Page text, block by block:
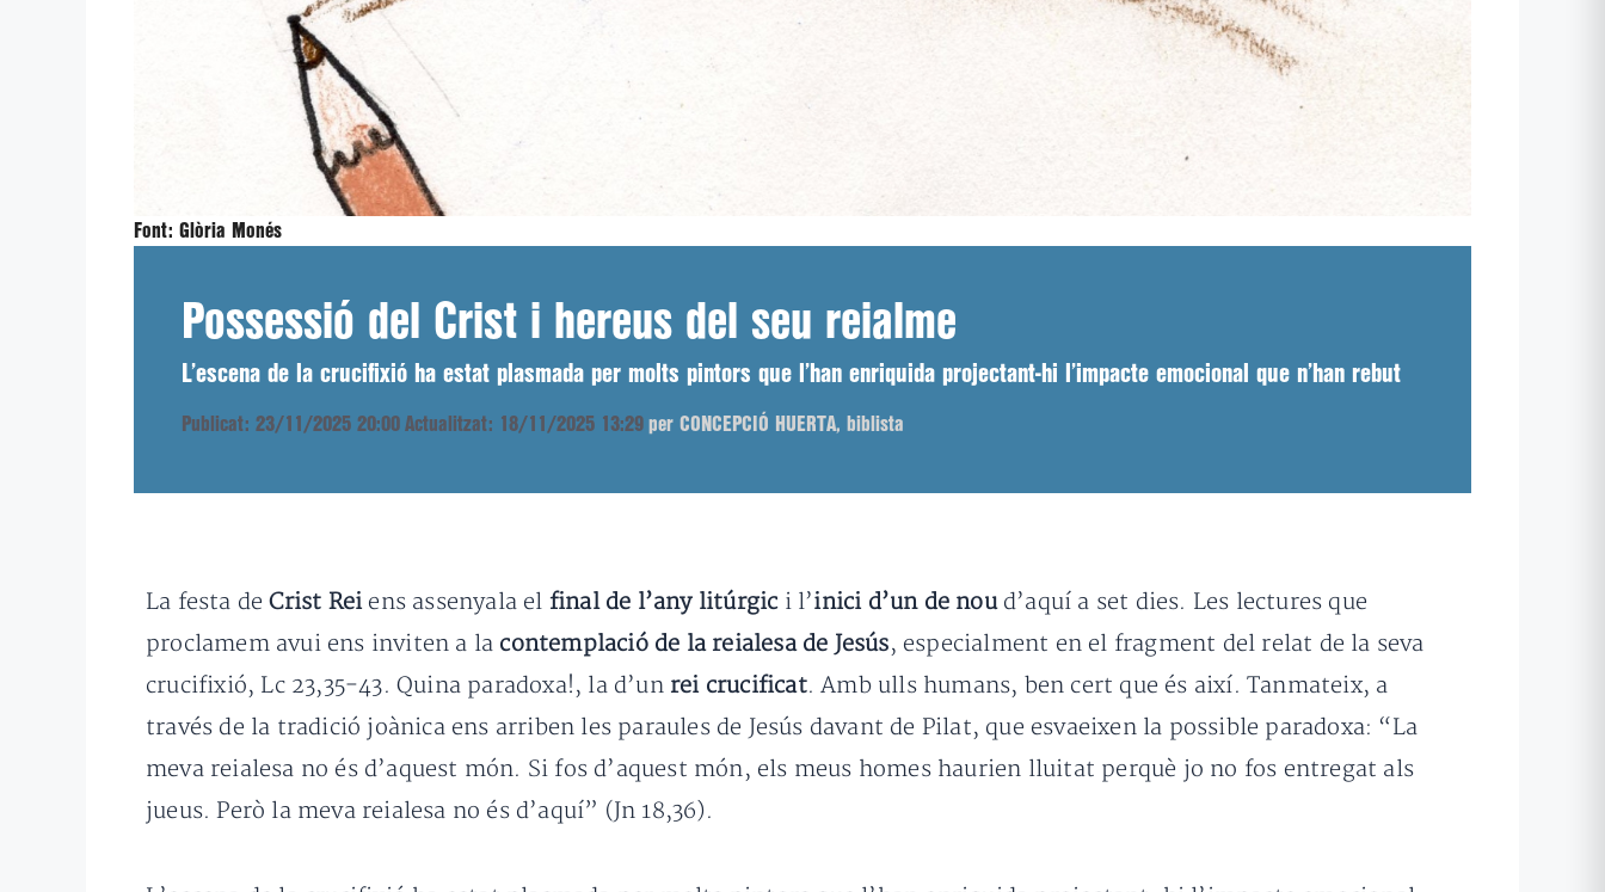
Font: Glòria Monés
Possessió del Crist i hereus del seu reialme
L’escena de la crucifixió ha estat plasmada per molts pintors que l’han enriquida projectant-hi l’impacte emocional que n’han rebut
Publicat: 23/11/2025 20:00 Actualitzat: 18/11/2025 13:29 per CONCEPCIÓ HUERTA, biblista
La festa deCrist Reiens assenyala el final de l’any litúrgic i l’inici d’un de nou d’aquí a set dies. Les lectures que
proclamem avui ens inviten a la contemplació de la reialesa de Jesús, especialment en el fragment del relat de la seva
crucifixió, Lc 23,35-43. Quina paradoxa!, la d’un rei crucificat. Amb ulls humans, ben cert que és així. Tanmateix, a
través de la tradició joànica ens arriben les paraules de Jesús davant de Pilat, que esvaeixen la possible paradoxa: “La
meva reialesa no és d’aquest món. Si fos d’aquest món, els meus homes haurien lluitat perquè jo no fos entregat als
jueus. Però la meva reialesa no és d’aquí” (Jn 18,36).